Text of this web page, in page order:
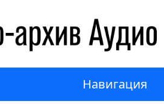
Навигация